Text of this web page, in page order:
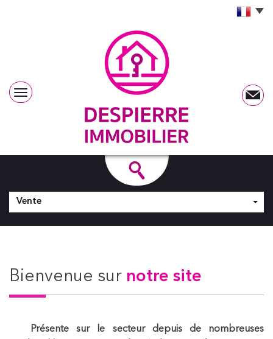
Vente
Bienvenue sur notre site
Présente sur le secteur depuis de nombreuses